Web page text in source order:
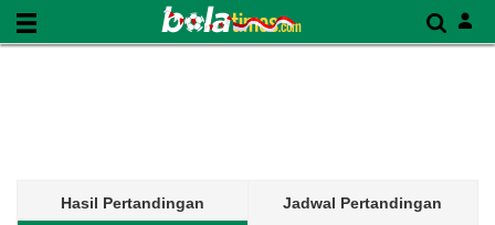
Hasil Pertandingan Jadwal Pertandingan